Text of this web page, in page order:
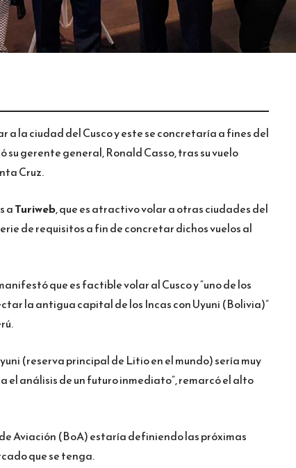
la ciudad del Cusco y este se concretaría a fines del
gerente general, Ronald Casso, tras su vuelo
Cruz.
aTuriweb, que es atractivo volar a otras ciudades del
de requisitos a fin de concretar dichos vuelos al
que es factible volar al Cusco y “uno de los
la antigua capital de los Incas con Uyuni (Bolivia)”
(reserva principal de Litio en el mundo) sería muy
análisis de un futuro inmediato”, remarcó el alto
Aviación (BoA) estaría definiendo las próximas
que se tenga.